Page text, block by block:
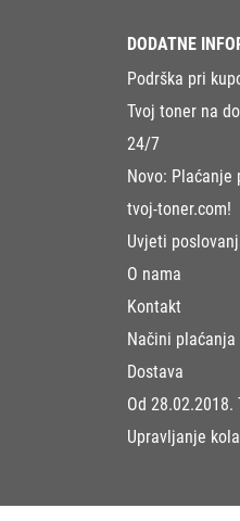
DODATNE
Podrška pri
Tvoj toner na
24/7
Novo: Plaćanje
tvoj-toner.com!
Uvjeti
O nama
Kontakt
Načini plaćanja
Dostava
Od 28.02.2018.
Upravljanje